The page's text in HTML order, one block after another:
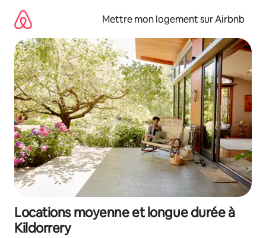
directement
contenu
Mettre mon logement sur Airbnb
Locations moyenne et longue durée à
Kildorrery